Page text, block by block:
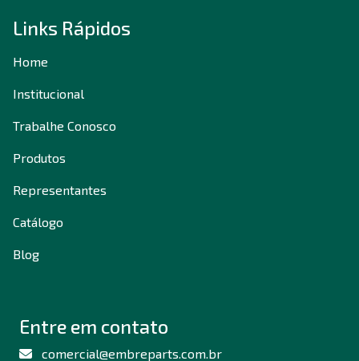
Links Rápidos
Home
Institucional
Trabalhe Conosco
Produtos
Representantes
Catálogo
Blog
Entre em contato
comercial@embreparts.com.br